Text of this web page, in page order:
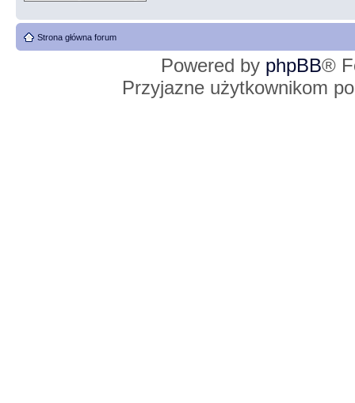
Strona główna forum
Powered by phpBB®
Przyjazne użytkownikom